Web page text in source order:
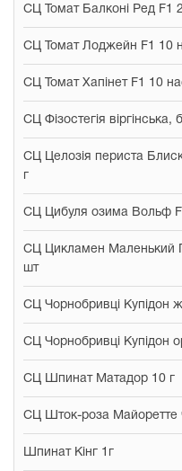
СЦ Томат Балконі Ред F1
СЦ Томат Лоджейн F1 10
СЦ Томат Хапінет F1 10
СЦ Фізостегія віргінська,
СЦ Целозія периста
г
СЦ Цибуля озима Вольф
СЦ Цикламен Маленький
шт
СЦ Чорнобривці Купідон
СЦ Чорнобривці Купідон
СЦ Шпинат Матадор 10 г
СЦ Шток-роза Майоретте
Шпинат Кінг 1г